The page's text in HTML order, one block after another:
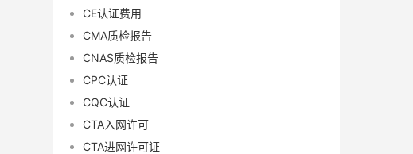
CE认证费用
CMA质检报告
CNAS质检报告
CPC认证
CQC认证
CTA入网许可
CTA进网许可证